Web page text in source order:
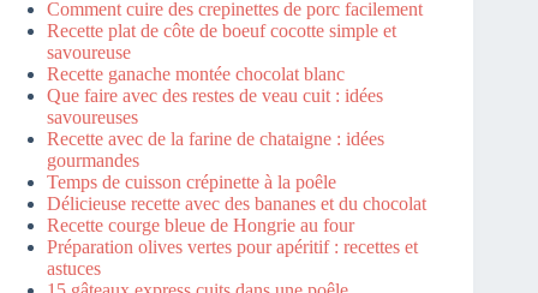
Comment cuire des crepinettes de porc facilement
Recette plat de côte de boeuf cocotte simple et
savoureuse
Recette ganache montée chocolat blanc
Que faire avec des restes de veau cuit : idées
savoureuses
Recette avec de la farine de chataigne : idées
gourmandes
Temps de cuisson crépinette à la poêle
Délicieuse recette avec des bananes et du chocolat
Recette courge bleue de Hongrie au four
Préparation olives vertes pour apéritif : recettes et
astuces